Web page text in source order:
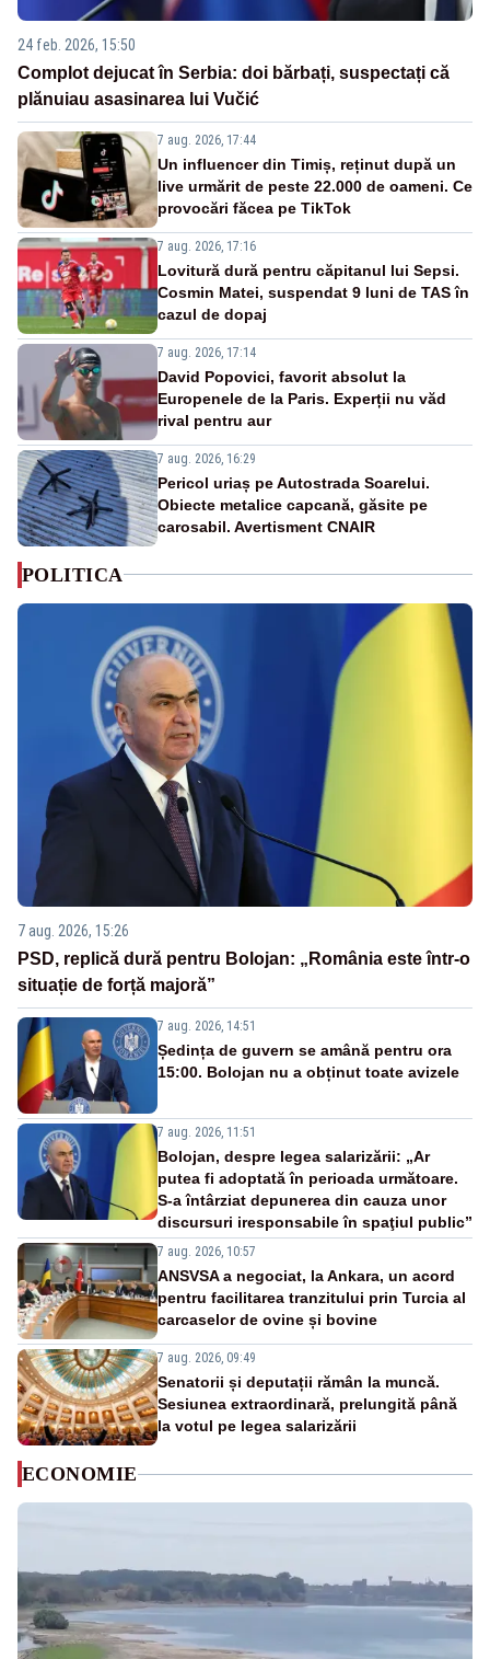
24 feb. 2026, 15:50
Complot dejucat în Serbia: doi bărbați, suspectați că
plănuiau asasinarea lui Vučić
7 aug. 2026, 17:44
Un influencer din Timiș, reținut după un
live urmărit de peste 22.000 de oameni. Ce
provocări făcea pe TikTok
7 aug. 2026, 17:16
Lovitură dură pentru căpitanul lui Sepsi.
Cosmin Matei, suspendat 9 luni de TAS în
cazul de dopaj
7 aug. 2026, 17:14
David Popovici, favorit absolut la
Europenele de la Paris. Experții nu văd
rival pentru aur
7 aug. 2026, 16:29
Pericol uriaș pe Autostrada Soarelui.
Obiecte metalice capcană, găsite pe
carosabil. Avertisment CNAIR
POLITICA
7 aug. 2026, 15:26
PSD, replică dură pentru Bolojan: „România este într-o
situație de forță majoră”
7 aug. 2026, 14:51
Ședința de guvern se amână pentru ora
15:00. Bolojan nu a obținut toate avizele
7 aug. 2026, 11:51
Bolojan, despre legea salarizării: „Ar
putea fi adoptată în perioada următoare.
S-a întârziat depunerea din cauza unor
discursuri iresponsabile în spaţiul public”
7 aug. 2026, 10:57
ANSVSA a negociat, la Ankara, un acord
pentru facilitarea tranzitului prin Turcia al
carcaselor de ovine și bovine
7 aug. 2026, 09:49
Senatorii și deputații rămân la muncă.
Sesiunea extraordinară, prelungită până
la votul pe legea salarizării
ECONOMIE